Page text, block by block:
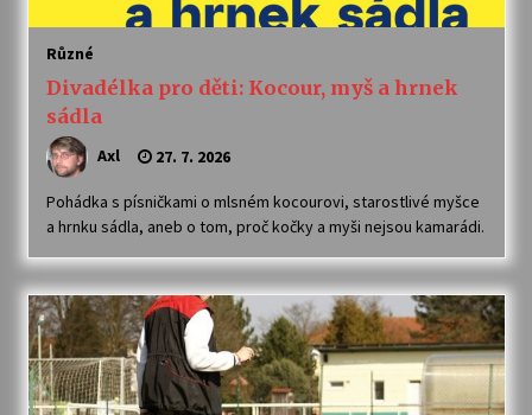
Různé
Divadélka pro děti: Kocour, myš a hrnek
sádla
Axl 27. 7. 2026
Pohádka s písničkami o mlsném kocourovi, starostlivé myšce
a hrnku sádla, aneb o tom, proč kočky a myši nejsou kamarádi.